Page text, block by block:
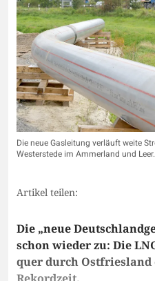
Die neue Gasleitung verläuft weite
Westerstede im Ammerland und
Artikel teilen:
Die „neue
schon wieder zu: Die
quer durch Ostfriesland